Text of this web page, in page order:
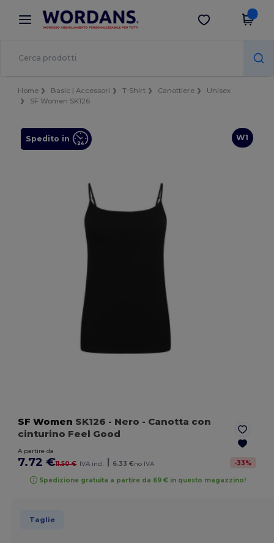
× App Wordans
Prezzi migliori sull'app!
Scarica app
Home Basic | Accessori T-Shirt Canottiere
Unisex
SF Women SK126
W1
Spedito in
SF Women SK126 - Nero - Canotta con
cinturino Feel Good
A partire da
7.72 €11.50 € IVA incl. | 6.33 €no IVA -33%
Spedizione gratuita a partire da 69 € in questo magazzino!
Taglie